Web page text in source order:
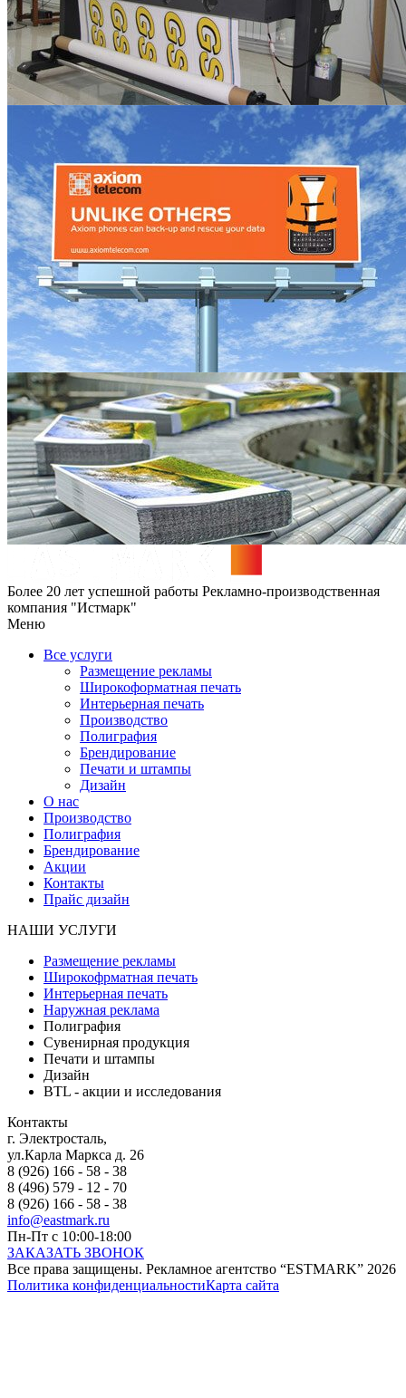
Более 20 лет успешной работы Рекламно-производственная
компания "Истмарк"
Меню
Все услуги
Размещение рекламы
Широкофoрматная печать
Интерьерная печать
Производство
Полиграфия
Брендирование
Печати и штампы
Дизайн
О нас
Производство
Полиграфия
Брендирование
Акции
Контакты
Прайс дизайн
НАШИ УСЛУГИ
Размещение рекламы
Широкофрматная печать
Интерьерная печать
Наружная реклама
Полиграфия
Сувенирная продукция
Печати и штампы
Дизайн
BTL - акции и исследования
Контакты
г. Электросталь,
ул.Карла Маркса д. 26
8 (926) 166 - 58 - 38
8 (496) 579 - 12 - 70
8 (926) 166 - 58 - 38
info@eastmark.ru
Пн-Пт с 10:00-18:00
ЗАКАЗАТЬ ЗВОНОК
Все права защищены. Рекламное агентство “ESTMARK” 2026
Политика конфиденциальностиКарта сайта